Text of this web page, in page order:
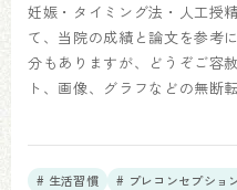
妊娠・タイミング法・人工授
て、当院の成績と論文を参考
分もありますが、どうぞご容
ト、画像、グラフなどの無断
# 生活習慣 # プレコンセプショ